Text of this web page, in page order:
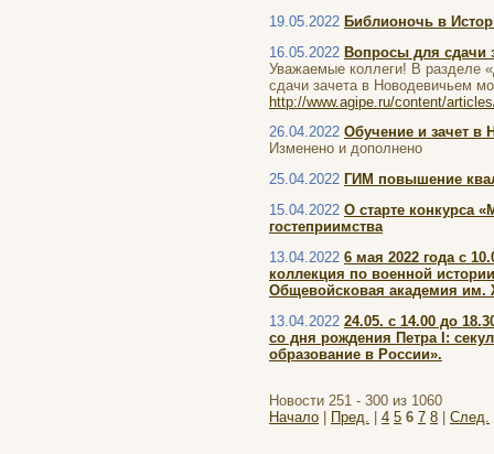
19.05.2022 Библионочь в
16.05.2022 Вопросы для сдачи
Уважаемые коллеги! В разделе
сдачи зачета в Новодевичьем
http://www.agipe.ru/content/
26.04.2022 Обучение и зачет в
Изменено и дополнено
25.04.2022 ГИМ повышение
15.04.2022 О старте конкурса
гостеприимства
13.04.2022 6 мая 2022 года с
коллекция по военной
Общевойсковая академия
13.04.2022 24.05. с 14.00 до
со дня рождения Петра I:
образование в России».
Новости 251 - 300 из 1060
Начало
Пред. 4 5 6 7 8 След.